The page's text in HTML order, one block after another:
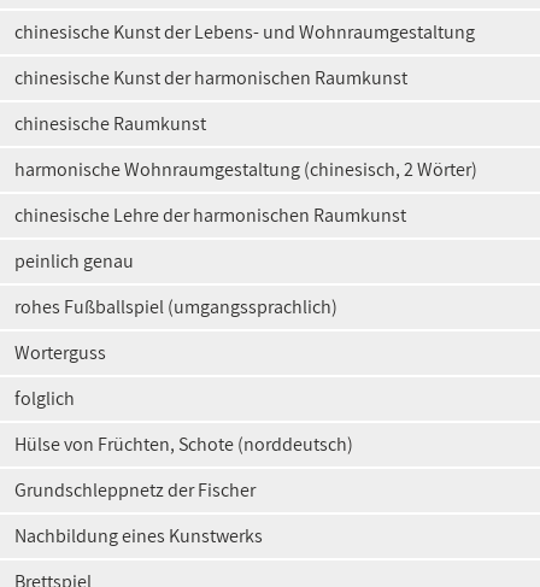
chinesische Kunst der Lebens- und Wohnraumgestaltung
chinesische Kunst der harmonischen Raumkunst
chinesische Raumkunst
harmonische Wohnraumgestaltung (chinesisch, 2 Wörter)
chinesische Lehre der harmonischen Raumkunst
peinlich genau
rohes Fußballspiel (umgangssprachlich)
Worterguss
folglich
Hülse von Früchten, Schote (norddeutsch)
Grundschleppnetz der Fischer
Nachbildung eines Kunstwerks
Brettspiel